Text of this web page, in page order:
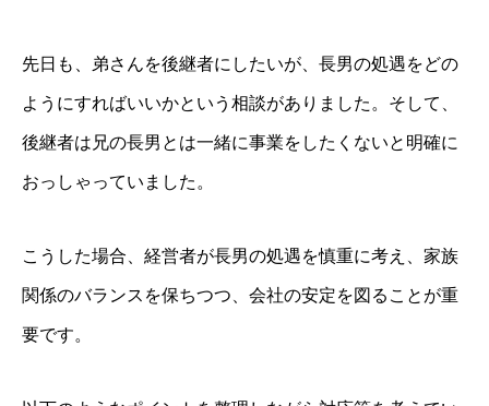
先日も、弟さんを後継者にしたいが、長男の処遇をどの
ようにすればいいかという相談がありました。そして、
後継者は兄の長男とは一緒に事業をしたくないと明確に
おっしゃっていました。
こうした場合、経営者が長男の処遇を慎重に考え、家族
関係のバランスを保ちつつ、会社の安定を図ることが重
要です。